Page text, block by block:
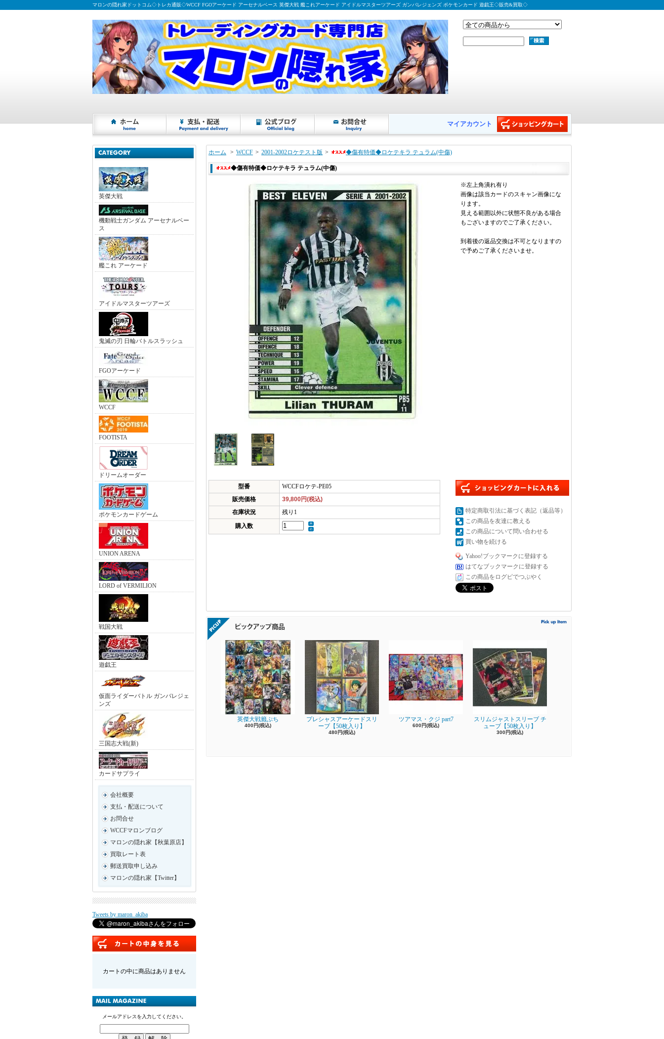
マロンの隠れ家ドットコム◇トレカ通販◇WCCF FGOアーケード アーセナルベース 英傑大戦 艦これアーケード アイドルマスターツアーズ ガンバレジェンズ ポケモンカード 遊戯王◇販売&買取◇
マイアカウント
英傑大戦
機動戦士ガンダム アーセナルベー
ス
艦これ アーケード
アイドルマスターツアーズ
鬼滅の刃 日輪バトルスラッシュ
FGOアーケード
WCCF
FOOTISTA
ドリームオーダー
ポケモンカードゲーム
UNION ARENA
LORD of VERMILION
戦国大戦
遊戯王
仮面ライダーバトル ガンバレジェ
ンズ
三国志大戦(新)
カードサプライ
会社概要
支払・配送について
お問合せ
WCCFマロンブログ
マロンの隠れ家【秋葉原店】
買取レート表
郵送買取申し込み
マロンの隠れ家【Twitter】
Tweets by maron_akiba
カートの中に商品はありません
メールアドレスを入力してください。
ホーム > WCCF > 2001-2002ロケテスト版 > ◆傷有特価◆ロケテキラ テュラム(中傷)
◆傷有特価◆ロケテキラ テュラム(中傷)
※左上角潰れ有り
画像は該当カードのスキャン画像にな
ります。
見える範囲以外に状態不良がある場合
もございますのでご了承ください。
到着後の返品交換は不可となりますの
で予めご了承くださいませ。
型番
WCCFロケテ-PE05
販売価格
39,800円(税込)
在庫状況
残り1
購入数
特定商取引法に基づく表記（返品等）
この商品を友達に教える
この商品について問い合わせる
買い物を続ける
Yahoo!ブックマークに登録する
はてなブックマークに登録する
この商品をログピでつぶやく
英傑大戦籤ぷち
400円(税込)
プレシャスアーケードスリ
ーブ【50枚入り】
480円(税込)
ツアマス・クジ part7
600円(税込)
スリムジャストスリーブ チ
ューブ【50枚入り】
300円(税込)